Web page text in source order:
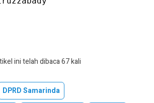
ini telah dibaca 67 kali
DPRD Samarinda